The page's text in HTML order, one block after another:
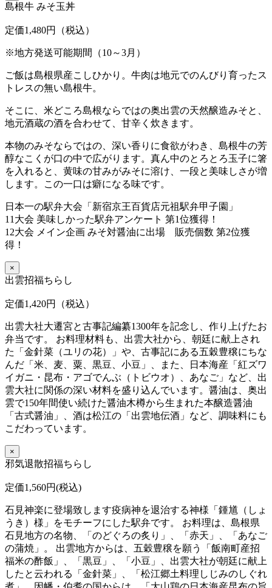
島根牛 みそ玉丼
定価1,480円（税込）
※地方発送可能期間（10～3月）
ご飯は島根県産こしひかり。牛肉は地元でのんびり育ったス
トレスの無い島根牛。
そこに、米どころ島根ならではの奥出雲の天然醸造みそと、
地元酒蔵の酒を合わせて、甘辛く炊きます。
本物のみそならではの、深い香りに食欲がわき、島根牛の芳
醇なこくが口の中で広がります。真ん中のとろとろ玉子に箸
を入れると、黄味の甘みがみそに溶け、一段と美味しさが増
します。この一口は癖になる味です。
日本一の駅弁大会「新宿京王百貨店元祖駅弁甲子園」
11大会 美味しかった駅弁アンケート 第1位獲得！
12大会 メイン企画 みそ対醤油に出場 販売個数 第2位獲
得！
×
出雲招福ちらし
定価1,420円（税込）
出雲大社大遷宮と古事記編纂1300年を記念し、作り上げたお
弁当です。 お料理材料も、出雲大社から、朝廷に献上され
た「金針菜（ユリの花）」や、古事記にある五穀豊穣にちな
んだ「米、麦、粟、黒豆、小豆」、また、日本海産「紅ズワ
イガニ・昆布・アゴでんぶ（トビウオ）、あなご」など、出
雲大社に関係の深い材料を盛り込んでいます。醤油は、奥出
雲で150年間使い続けた醤油木樽から生まれた本醸造醤油
「古式醤油」、酒は松江の「出雲地伝酒」など、調味料にも
こだわっています。
×
邪気退散招福ちらし
定価1,560円(税込)
石見神楽に登場致します疫病神を退治する神様「鍾馗（しょ
うき）様」をモチーフにした駅弁です。 お料理は、島根県
石見地方の名物、「のどぐろの炙り」、「赤天」、「あなご
の蒲焼」。 出雲地方からは、五穀豊穣を願う「飯南町産招
福米の酢飯」、「黒豆」、「小豆」、出雲大社が朝廷に献上
したと云われる「金針菜」、「松江郷土料理しじみのしぐれ